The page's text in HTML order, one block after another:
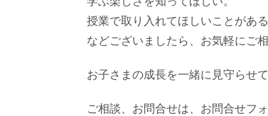
授業で取り入れてほしいことがある
などございましたら、お気軽にご相
お子さまの成長を一緒に見守らせ
ご相談、お問合せは、お問合せフ